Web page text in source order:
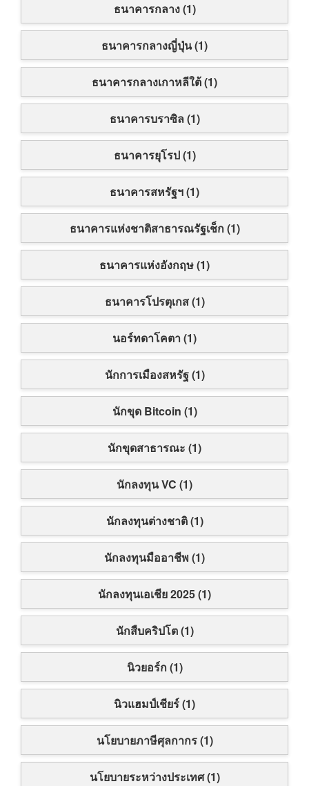
ธนาคารกลาง (1)
ธนาคารกลางญี่ปุ่น (1)
ธนาคารกลางเกาหลีใต้ (1)
ธนาคารบราซิล (1)
ธนาคารยุโรป (1)
ธนาคารสหรัฐฯ (1)
ธนาคารแห่งชาติสาธารณรัฐเช็ก (1)
ธนาคารแห่งอังกฤษ (1)
ธนาคารโปรตุเกส (1)
นอร์ทดาโคตา (1)
นักการเมืองสหรัฐ (1)
นักขุด Bitcoin (1)
นักขุดสาธารณะ (1)
นักลงทุน VC (1)
นักลงทุนต่างชาติ (1)
นักลงทุนมืออาชีพ (1)
นักลงทุนเอเชีย 2025 (1)
นักสืบคริปโต (1)
นิวยอร์ก (1)
นิวแฮมป์เชียร์ (1)
นโยบายภาษีศุลกากร (1)
นโยบายระหว่างประเทศ (1)